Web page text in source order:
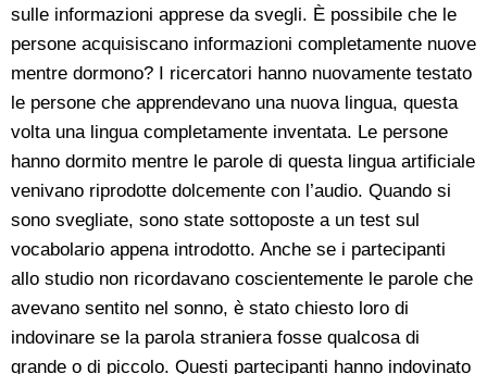
sulle informazioni apprese da svegli. È possibile che le
persone acquisiscano informazioni completamente nuove
mentre dormono? I ricercatori hanno nuovamente testato
le persone che apprendevano una nuova lingua, questa
volta una lingua completamente inventata. Le persone
hanno dormito mentre le parole di questa lingua artificiale
venivano riprodotte dolcemente con l’audio. Quando si
sono svegliate, sono state sottoposte a un test sul
vocabolario appena introdotto. Anche se i partecipanti
allo studio non ricordavano coscientemente le parole che
avevano sentito nel sonno, è stato chiesto loro di
indovinare se la parola straniera fosse qualcosa di
grande o di piccolo. Questi partecipanti hanno indovinato